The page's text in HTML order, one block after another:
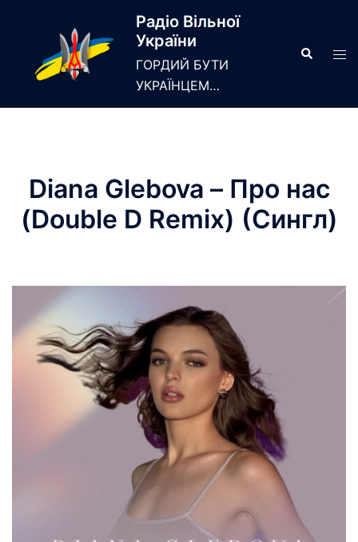
Радіо Вільної
України
ГОРДИЙ БУТИ
УКРАЇНЦЕМ…
Search
Diana Glebova – Про нас
(Double D Remix) (Сингл)